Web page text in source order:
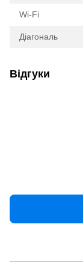
Wi-Fi
Діагональ
Відгуки